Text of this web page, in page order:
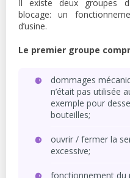
Il existe deux groupes
blocage: un
d’usine.
Le premier groupe
dommages
n’était pas utilisée
exemple pour
bouteilles;
ouvrir / fermer la
excessive;
fonctionnement du